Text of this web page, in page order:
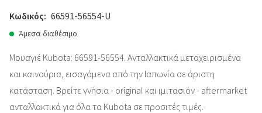
Κωδικός: 66591-56554-U
Άμεσα διαθέσιμο
Μουαγιέ Kubota: 66591-56554. Ανταλλακτικά μεταχειρισμένα
και καινούρια, εισαγόμενα από την Ιαπωνία σε άριστη
κατάσταση. Βρείτε γνήσια - original και ιμιτασιόν - aftermarket
ανταλλακτικά για όλα τα Kubota σε προσιτές τιμές.